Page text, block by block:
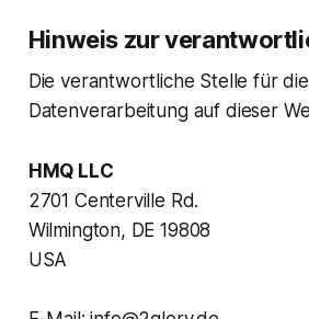
Hinweis zur
Die verantwortliche Stelle für die
Datenverarbeitung auf dieser
HMQ LLC
2701 Centerville Rd.
Wilmington, DE 19808
USA